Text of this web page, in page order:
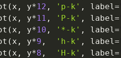
( x , y*12 , 'p-k' , label =
( x , y*11 , 'P-k' , label =
( x , y*10 , '*-k' , label =
( x , y*9 , 'h-k' , label =
( x , y*8 , 'H-k' , label =